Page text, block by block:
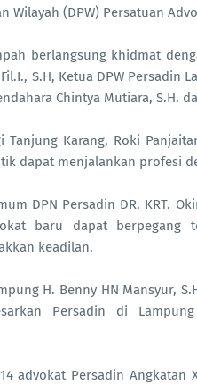
Wilayah (DPW) Persatuan
berlangsung khidmat
S.H, Ketua DPW Persadin
Chintya Mutiara, S.H.
Tanjung Karang, Roki
dapat menjalankan profesi
DPN Persadin DR. KRT.
baru dapat berpegang
keadilan.
H. Benny HN Mansyur,
Persadin di
advokat Persadin